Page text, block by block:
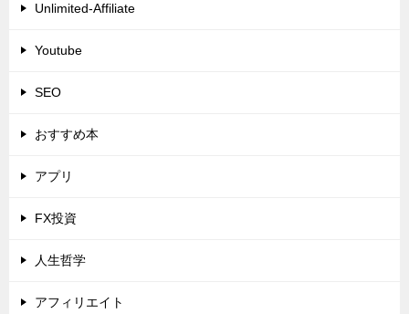
Unlimited-Affiliate
Youtube
SEO
おすすめ本
アプリ
FX投資
人生哲学
アフィリエイト